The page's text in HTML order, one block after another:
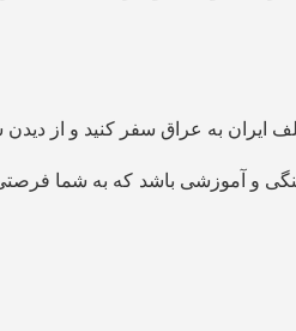
ایران به عراق سفر کنید و از
و آموزشی باشد که به شما